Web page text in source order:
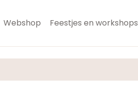
Webshop Feestjes en workshops